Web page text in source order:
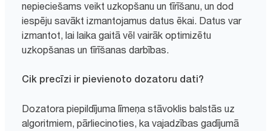
nepieciešams veikt uzkopšanu un tīrīšanu, un dod
iespēju savākt izmantojamus datus ēkai. Datus var
izmantot, lai laika gaitā vēl vairāk optimizētu
uzkopšanas un tīrīšanas darbības.
Cik precīzi ir pievienoto dozatoru dati?
Dozatora piepildījuma līmeņa stāvoklis balstās uz
algoritmiem, pārliecinoties, ka vajadzības gadījumā